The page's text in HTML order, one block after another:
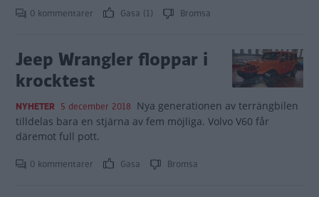
0 kommentarer Gasa (1) Bromsa
Jeep Wrangler floppar i
krocktest
NYHETER 5 december 2018 Nya generationen av terrängbilen
tilldelas bara en stjärna av fem möjliga. Volvo V60 får
däremot full pott.
0 kommentarer Gasa Bromsa